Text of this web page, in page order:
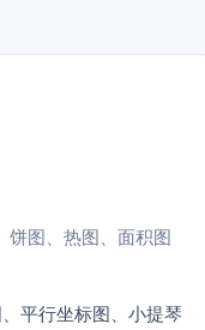
饼图、热图、面积图
平行坐标图、小提琴